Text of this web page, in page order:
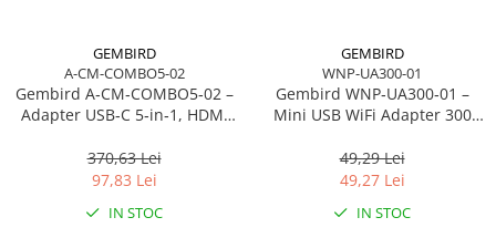
GEMBIRD
A-CM-COMBO5-02
Gembird A‑CM‑COMBO5‑02 –
Adapter USB‑C 5‑in‑1, HDMI
Audio 3.5mm
370,63 Lei
97,83 Lei
IN STOC
GEMBIRD
WNP-UA300-01
Gembird WNP‑UA300‑01 –
Mini USB WiFi Adapter 300
RTL8192EU
49,29 Lei
49,27 Lei
IN STOC